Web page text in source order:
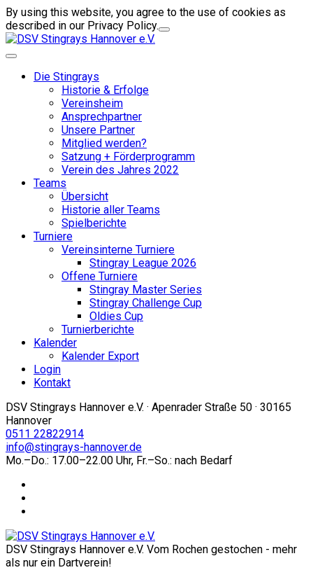
By using this website, you agree to the use of cookies as
described in our Privacy Policy.
Die Stingrays
Historie & Erfolge
Vereinsheim
Ansprechpartner
Unsere Partner
Mitglied werden?
Satzung + Förderprogramm
Verein des Jahres 2022
Teams
Übersicht
Historie aller Teams
Spielberichte
Turniere
Vereinsinterne Turniere
Stingray League 2026
Offene Turniere
Stingray Master Series
Stingray Challenge Cup
Oldies Cup
Turnierberichte
Kalender
Kalender Export
Login
Kontakt
DSV Stingrays Hannover e.V. · Apenrader Straße 50 · 30165
Hannover
0511 22822914
info@stingrays-hannover.de
Mo.–Do.: 17.00–22.00 Uhr, Fr.–So.: nach Bedarf
DSV Stingrays Hannover e.V. Vom Rochen gestochen - mehr
als nur ein Dartverein!